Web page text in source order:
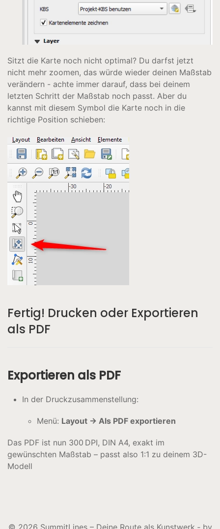
Sitzt die Karte noch nicht optimal? Du darfst jetzt
nicht mehr zoomen, das würde wieder deinen Maßstab
verändern - achte immer darauf, dass bei deinem
letzten Schritt der Maßstab noch passt. Aber du
kannst mit diesem Symbol die Karte noch in die
richtige Position schieben:
Fertig! Drucken oder Exportieren
als PDF
Exportieren als PDF
In der Druckzusammenstellung:
Menü: Layout → Als PDF exportieren
Das PDF ist nun 300 DPI, DIN A4, exakt im
gewünschten Maßstab – passt also 1:1 zu deinem 3D-
Modell
© 2026 SummitLines – Deine Route als Kunstwerk ‐ by